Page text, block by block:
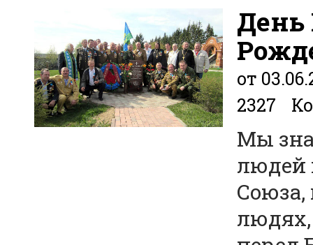
День
от
2327
Мы
людей
Союза,
людях,